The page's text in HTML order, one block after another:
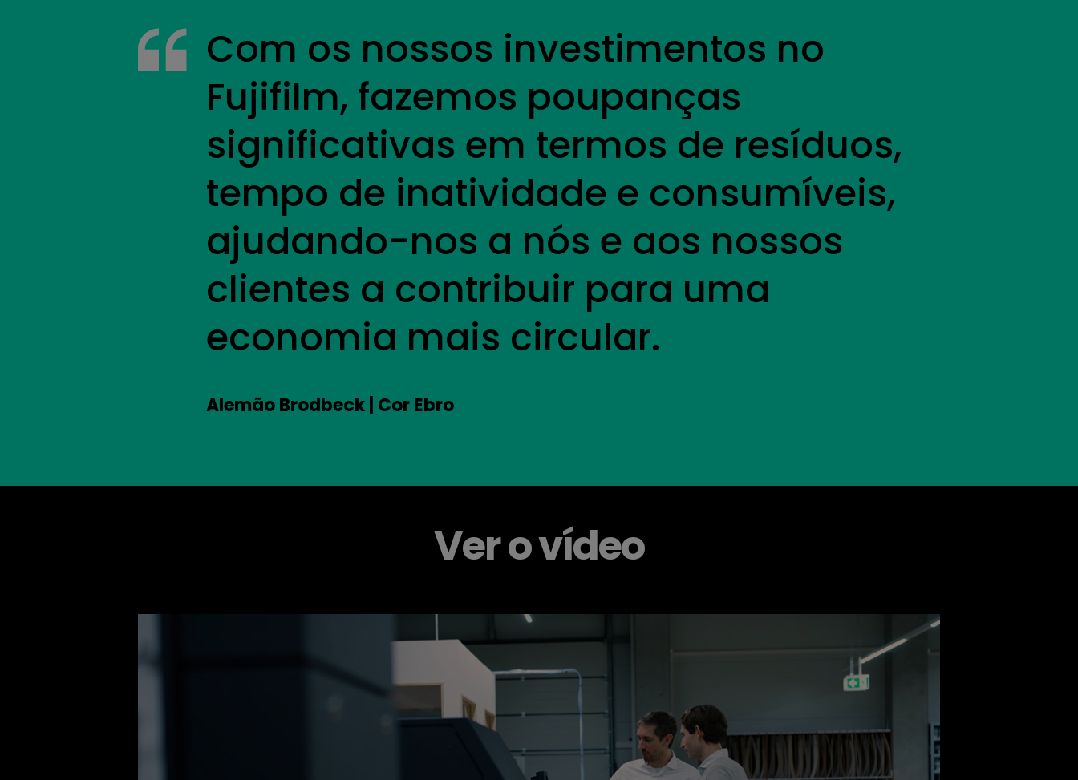
Com os nossos investimentos no
Fujifilm, fazemos poupanças
significativas em termos de resíduos,
tempo de inatividade e consumíveis,
ajudando-nos a nós e aos nossos
clientes a contribuir para uma
economia mais circular.
Alemão Brodbeck | Cor Ebro
Ver o vídeo